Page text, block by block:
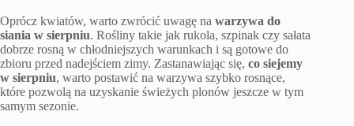
Oprócz kwiatów, warto zwrócić uwagę na warzywa do
siania w sierpniu. Rośliny takie jak rukola, szpinak czy sałata
dobrze rosną w chłodniejszych warunkach i są gotowe do
zbioru przed nadejściem zimy. Zastanawiając się, co siejemy
w sierpniu, warto postawić na warzywa szybko rosnące,
które pozwolą na uzyskanie świeżych plonów jeszcze w tym
samym sezonie.